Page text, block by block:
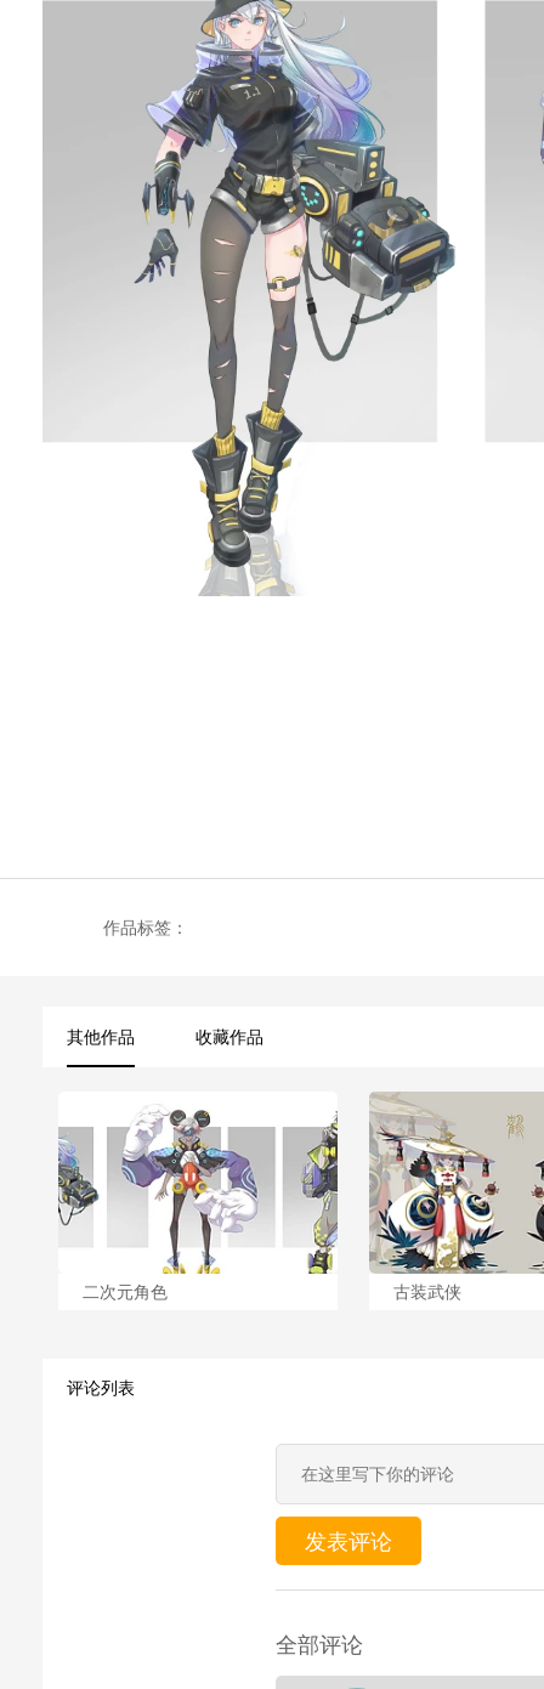
作品标签：
其他作品 收藏作品
二次元角色 古装武侠
评论列表
发表评论
全部评论